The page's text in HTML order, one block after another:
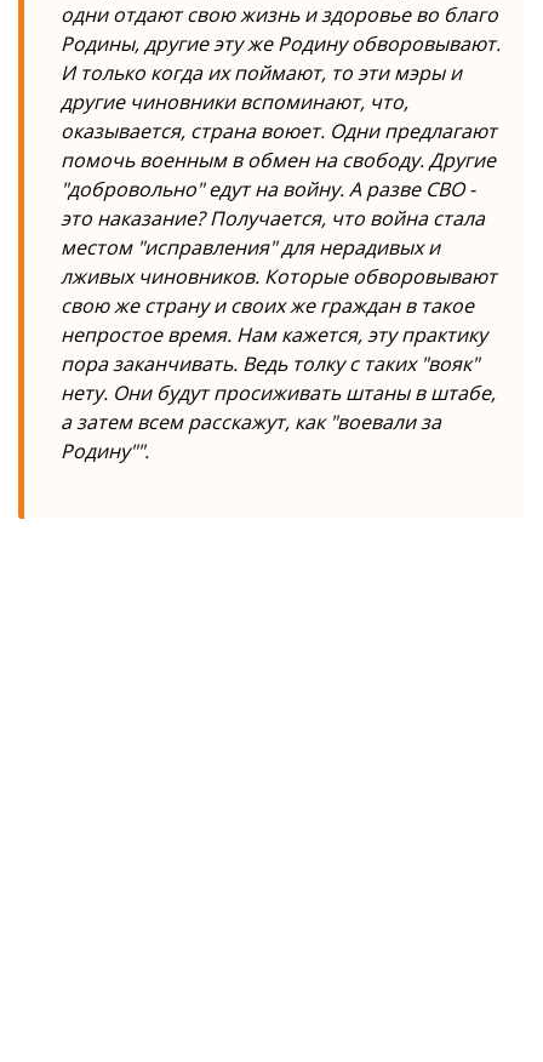
одни отдают свою жизнь и здоровье во благо
Родины, другие эту же Родину обворовывают.
И только когда их поймают, то эти мэры и
другие чиновники вспоминают, что,
оказывается, страна воюет. Одни предлагают
помочь военным в обмен на свободу. Другие
"добровольно" едут на войну. А разве СВО -
это наказание? Получается, что война стала
местом "исправления" для нерадивых и
лживых чиновников. Которые обворовывают
свою же страну и своих же граждан в такое
непростое время. Нам кажется, эту практику
пора заканчивать. Ведь толку с таких "вояк"
нету. Они будут просиживать штаны в штабе,
а затем всем расскажут, как "воевали за
Родину"".